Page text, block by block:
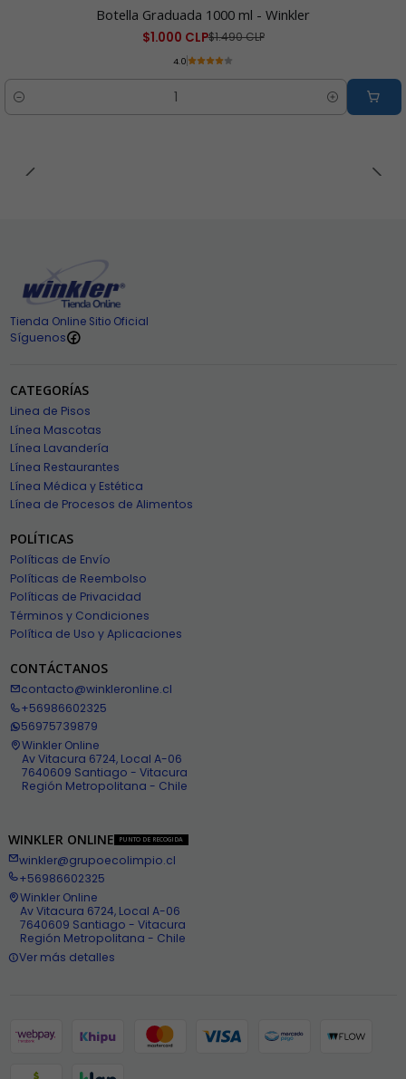
Botella Graduada 1000 ml - Winkler
$1.000 CLP$1.490 CLP
4.0
Cantidad
Tienda Online Sitio Oficial
Síguenos
CATEGORÍAS
Linea de Pisos
Línea Mascotas
Línea Lavandería
Línea Restaurantes
Línea Médica y Estética
Línea de Procesos de Alimentos
POLÍTICAS
Políticas de Envío
Políticas de Reembolso
Políticas de Privacidad
Términos y Condiciones
Política de Uso y Aplicaciones
CONTÁCTANOS
contacto@winkleronline.cl
+56986602325
56975739879
Winkler Online
Av Vitacura 6724, Local A-06
7640609 Santiago - Vitacura
Región Metropolitana - Chile
WINKLER ONLINE PUNTO DE RECOGIDA
winkler@grupoecolimpio.cl
+56986602325
Winkler Online
Av Vitacura 6724, Local A-06
7640609 Santiago - Vitacura
Región Metropolitana - Chile
Ver más detalles